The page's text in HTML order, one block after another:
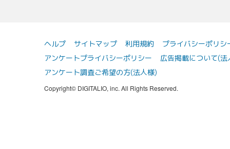
ヘルプ サイトマップ 利用規約
プライバシーポリシ
アンケートプライバシーポリシー
広告掲載について(法
アンケート調査ご希望の方(法人様)
Copyright© DIGITALIO, inc. All Rights Reserved.